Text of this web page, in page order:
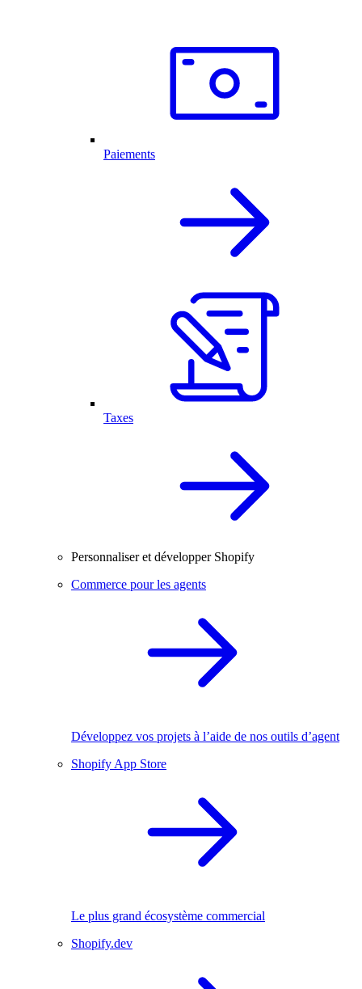
Paiements
Taxes
Personnaliser et développer Shopify
Commerce pour les agents
Développez vos projets à l’aide de nos outils d’agent
Shopify App Store
Le plus grand écosystème commercial
Shopify.dev